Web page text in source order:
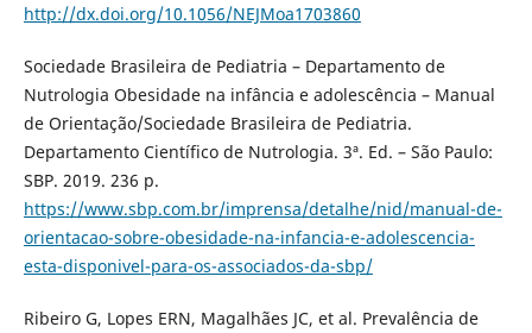
http://dx.doi.org/10.1056/NEJMoa1703860
Sociedade Brasileira de Pediatria – Departamento de
Nutrologia Obesidade na infância e adolescência – Manual
de Orientação/Sociedade Brasileira de Pediatria.
Departamento Científico de Nutrologia. 3ª. Ed. – São Paulo:
SBP. 2019. 236 p.
https://www.sbp.com.br/imprensa/detalhe/nid/manual-de-
orientacao-sobre-obesidade-na-infancia-e-adolescencia-
esta-disponivel-para-os-associados-da-sbp/
Ribeiro G, Lopes ERN, Magalhães JC, et al. Prevalência de